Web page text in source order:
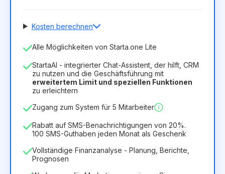
Kosten berechnen
Anzahl der Mitarbeiter
Dauer der Lizenz
12 Months(Rabatt -25%) Vorteilhaft
8.99€ 6.29€ /Monat
Alle Möglichkeiten von Starta.one Lite
StartaAI - integrierter Chat-Assistent, der hilft, CRM
zu nutzen und die Geschäftsführung mit
erweitertem Limit und speziellen Funktionen
zu erleichtern
Zugang zum System für 5 Mitarbeiter
Rabatt auf SMS-Benachrichtigungen von 20%.
100 SMS-Guthaben jeden Monat als Geschenk
Vollständige Finanzanalyse - Planung, Berichte,
Prognosen